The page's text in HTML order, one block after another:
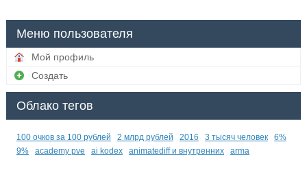
Меню пользователя
Мой профиль
Создать
Облако тегов
100 очков за 100 рублей 2 млрд рублей 2016 3 тысяч человек
6%
9%
academy pve ai kodex animatediff и внутренних arma